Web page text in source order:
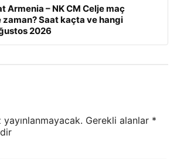
Armenia – NK CM Celje maç
zaman? Saat kaçta ve hangi
2026
Gerekli alanlar *